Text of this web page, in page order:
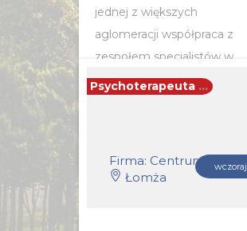
jednej z większych
aglomeracji współpraca z
zespołem specjalistów w
ramach wspólnej platformy...
Psychoterapeuta / Psychoterapeutka
Łomża
wczoraj